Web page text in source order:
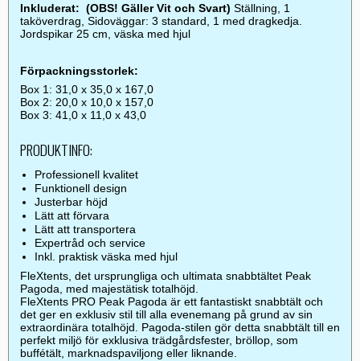
Inkluderat: (OBS! Gäller Vit och Svart) Ställning, 1
taköverdrag, Sidoväggar: 3 standard, 1 med dragkedja.
Jordspikar 25 cm, väska med hjul
Förpackningsstorlek:
Box 1: 31,0 x 35,0 x 167,0
Box 2: 20,0 x 10,0 x 157,0
Box 3: 41,0 x 11,0 x 43,0
PRODUKTINFO:
Professionell kvalitet
Funktionell design
Justerbar höjd
Lätt att förvara
Lätt att transportera
Expertråd och service
Inkl. praktisk väska med hjul
FleXtents, det ursprungliga och ultimata snabbtältet Peak
Pagoda, med majestätisk totalhöjd.
FleXtents PRO Peak Pagoda är ett fantastiskt snabbtält och
det ger en exklusiv stil till alla evenemang på grund av sin
extraordinära totalhöjd. Pagoda-stilen gör detta snabbtält till en
perfekt miljö för exklusiva trädgårdsfester, bröllop, som
buffétält, marknadspaviljong eller liknande.